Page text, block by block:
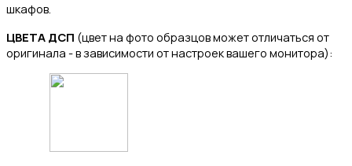
шкафов.
ЦВЕТА ДСП (цвет на фото образцов может отличаться от
оригинала - в зависимости от настроек вашего монитора):